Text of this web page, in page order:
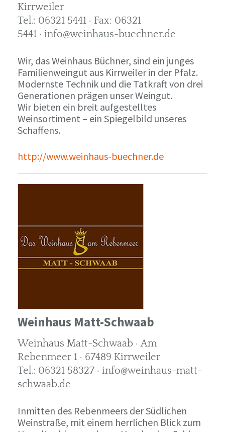
Kirrweiler
Tel.: 06321 5441 · Fax: 06321
5441 · info@weinhaus-buechner.de
Wir, das Weinhaus Büchner, sind ein junges
Familienweingut aus Kirrweiler in der Pfalz.
Modernste Technik und die Tatkraft von drei
Generationen prägen unser Weingut.
Wir bieten ein breit aufgestelltes
Weinsortiment – ein Spiegelbild unseres
Schaffens.
http://www.weinhaus-buechner.de
Weinhaus Matt-Schwaab
Weinhaus Matt-Schwaab · Am
Rebenmeer 1 · 67489 Kirrweiler
Tel.: 06321 58327 · info@weinhaus-matt-
schwaab.de
Inmitten des Rebenmeers der Südlichen
Weinstraße, mit einem herrlichen Blick zum